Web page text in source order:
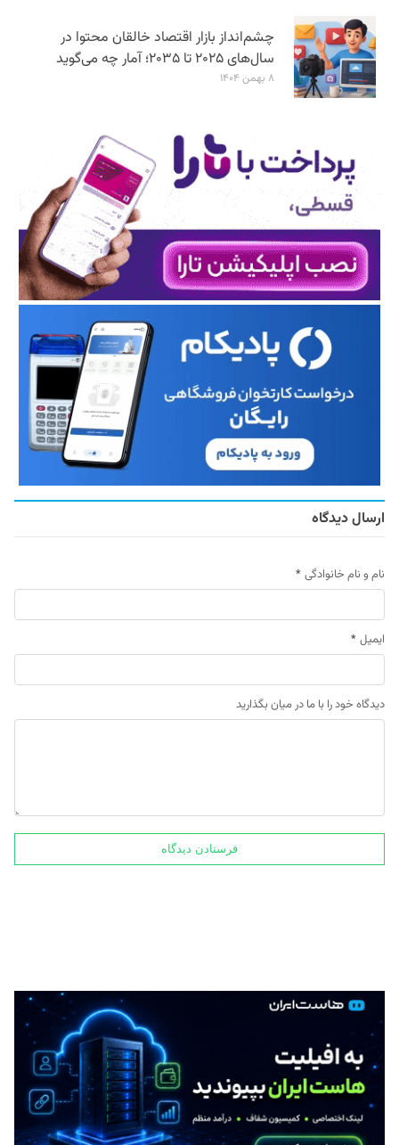
چشم‌انداز بازار اقتصاد خالقان محتوا در
سال‌های ۲۰۲۵ تا ۲۰۳۵؛ آمار چه می‌گوید
۸ بهمن ۱۴۰۴
ارسال دیدگاه
نام و نام خانوادگی *
ایمیل *
دیدگاه خود را با ما در میان بگذارید